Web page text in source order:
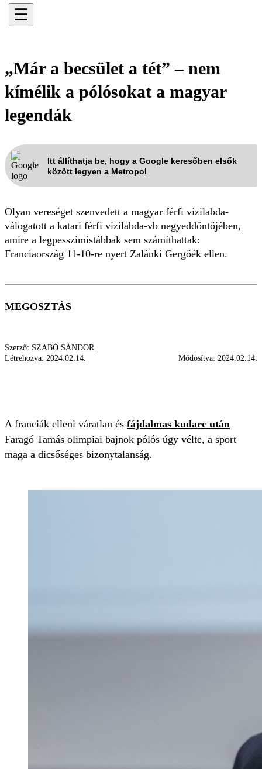
☰
„Már a becsület a tét” – nem
kímélik a pólósokat a magyar
legendák
Itt állíthatja be, hogy a Google keresőben elsők
között legyen a Metropol
Olyan vereséget szenvedett a magyar férfi vízilabda-
válogatott a katari férfi vízilabda-vb negyeddöntőjében,
amire a legpesszimistábbak sem számíthattak:
Franciaország 11-10-re nyert Zalánki Gergőék ellen.
MEGOSZTÁS
Szerző: SZABÓ SÁNDOR
Létrehozva: 2024.02.14. Módosítva: 2024.02.14.
A franciák elleni váratlan és fájdalmas kudarc után
Faragó Tamás olimpiai bajnok pólós úgy vélte, a sport
maga a dicsőséges bizonytalanság.